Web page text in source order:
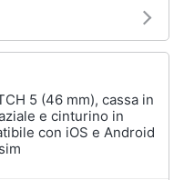
5 (46 mm), cassa in
e cinturino in
con iOS e Android